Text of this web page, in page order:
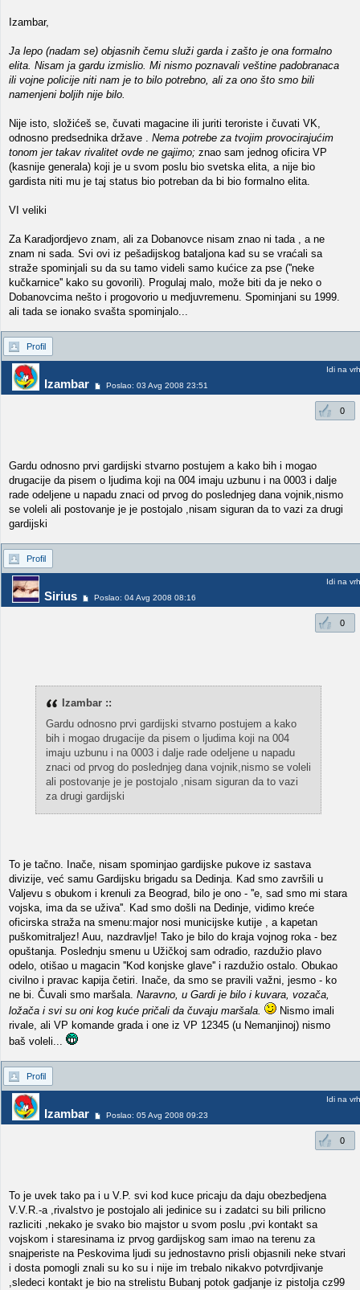
Izambar,
Ja lepo (nadam se) objasnih čemu služi garda i zašto je ona formalno
elita. Nisam ja gardu izmislio. Mi nismo poznavali veštine padobranaca
ili vojne policije niti nam je to bilo potrebno, ali za ono što smo bili
namenjeni boljih nije bilo.
Nije isto, složićeš se, čuvati magacine ili juriti teroriste i čuvati VK,
odnosno predsednika države . Nema potrebe za tvojim provocirajućim
tonom jer takav rivalitet ovde ne gajimo; znao sam jednog oficira VP
(kasnije generala) koji je u svom poslu bio svetska elita, a nije bio
gardista niti mu je taj status bio potreban da bi bio formalno elita.
VI veliki
Za Karadjordjevo znam, ali za Dobanovce nisam znao ni tada , a ne
znam ni sada. Svi ovi iz pešadijskog bataljona kad su se vraćali sa
straže spominjali su da su tamo videli samo kućice za pse (''neke
kučkarnice'' kako su govorili). Progulaj malo, može biti da je neko o
Dobanovcima nešto i progovorio u medjuvremenu. Spominjani su 1999.
ali tada se ionako svašta spominjalo...
Profil
Izambar Poslao: 03 Avg 2008 23:51
Idi na vrh
0
Gardu odnosno prvi gardijski stvarno postujem a kako bih i mogao
drugacije da pisem o ljudima koji na 004 imaju uzbunu i na 0003 i dalje
rade odeljene u napadu znaci od prvog do poslednjeg dana vojnik,nismo
se voleli ali postovanje je je postojalo ,nisam siguran da to vazi za drugi
gardijski
Profil
Sirius Poslao: 04 Avg 2008 08:16
Idi na vrh
0
Izambar ::
Gardu odnosno prvi gardijski stvarno postujem a kako
bih i mogao drugacije da pisem o ljudima koji na 004
imaju uzbunu i na 0003 i dalje rade odeljene u napadu
znaci od prvog do poslednjeg dana vojnik,nismo se voleli
ali postovanje je je postojalo ,nisam siguran da to vazi
za drugi gardijski
To je tačno. Inače, nisam spominjao gardijske pukove iz sastava
divizije, već samu Gardijsku brigadu sa Dedinja. Kad smo završili u
Valjevu s obukom i krenuli za Beograd, bilo je ono - ''e, sad smo mi stara
vojska, ima da se uživa''. Kad smo došli na Dedinje, vidimo kreće
oficirska straža na smenu:major nosi municijske kutije , a kapetan
puškomitraljez! Auu, nazdravlje! Tako je bilo do kraja vojnog roka - bez
opuštanja. Poslednju smenu u Užičkoj sam odradio, razdužio plavo
odelo, otišao u magacin ''Kod konjske glave'' i razdužio ostalo. Obukao
civilno i pravac kapija četiri. Inače, da smo se pravili važni, jesmo - ko
ne bi. Čuvali smo maršala. Naravno, u Gardi je bilo i kuvara, vozača,
ložača i svi su oni kog kuće pričali da čuvaju maršala.
Nismo imali
rivale, ali VP komande grada i one iz VP 12345 (u Nemanjinoj) nismo
baš voleli...
Profil
Izambar Poslao: 05 Avg 2008 09:23
Idi na vrh
0
To je uvek tako pa i u V.P. svi kod kuce pricaju da daju obezbedjena
V.V.R.-a ,rivalstvo je postojalo ali jedinice su i zadatci su bili prilicno
razliciti ,nekako je svako bio majstor u svom poslu ,pvi kontakt sa
vojskom i staresinama iz prvog gardijskog sam imao na terenu za
snajperiste na Peskovima ljudi su jednostavno prisli objasnili neke stvari
i dosta pomogli znali su ko su i nije im trebalo nikakvo potvrdjivanje
,sledeci kontakt je bio na strelistu Bubanj potok gadjanje iz pistolja cz99